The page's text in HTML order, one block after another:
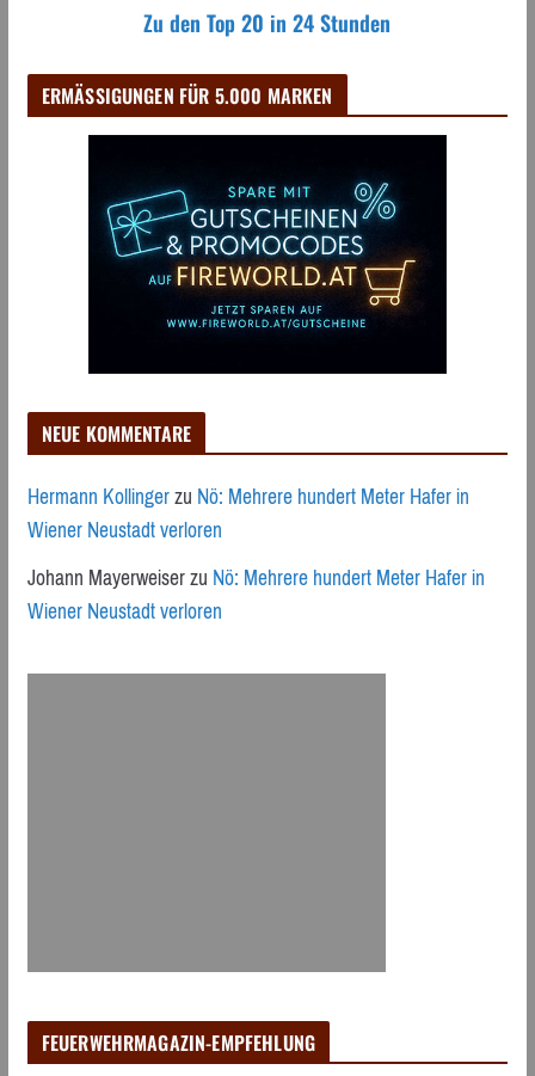
Zu den Top 20 in 24 Stunden
ERMÄSSIGUNGEN FÜR 5.000 MARKEN
NEUE KOMMENTARE
Hermann KollingerzuNö: Mehrere hundert Meter Hafer in
Wiener Neustadt verloren
Johann MayerweiserzuNö: Mehrere hundert Meter Hafer in
Wiener Neustadt verloren
FEUERWEHRMAGAZIN-EMPFEHLUNG